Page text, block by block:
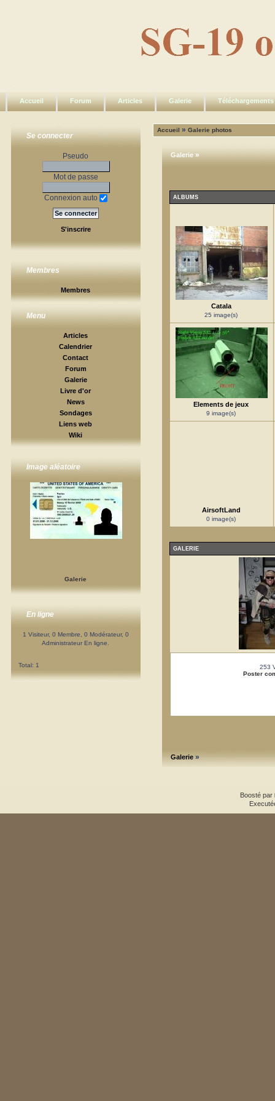
Accueil Forum Articles Galerie Téléchargements
Se connecter
Pseudo
Mot de passe
Connexion auto
S'inscrire
Membres
Membres
Menu
Articles
Calendrier
Contact
Forum
Galerie
Livre d'or
News
Sondages
Liens web
Wiki
Image aléatoire
Galerie
En ligne
1 Visiteur, 0 Membre, 0 Modérateur, 0
Administrateur En ligne.
Total: 1
Accueil »Galerie photos
Galerie »
ALBUMS
Catala
25 image(s)
Elements de jeux
9 image(s)
AirsoftLand
0 image(s)
GALERIE
253
Poster
Galerie»
Boosté par